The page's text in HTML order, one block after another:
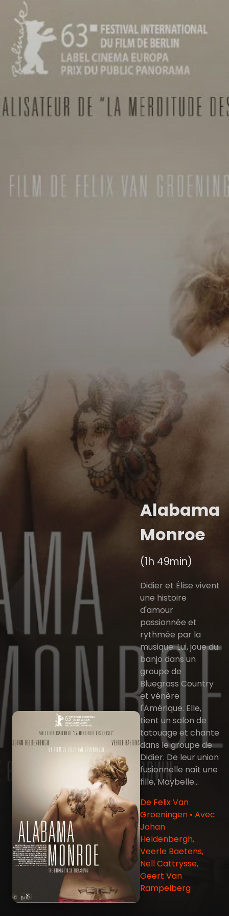
Alabama
Monroe
(1h 49min)
Didier et Élise vivent
une histoire
d'amour
passionnée et
rythmée par la
musique. Lui, joue du
banjo dans un
groupe de
Bluegrass Country
et vénère
l'Amérique. Elle,
tient un salon de
tatouage et chante
dans le groupe de
Didier. De leur union
fusionnelle naît une
fille, Maybelle...
De Felix Van
Groeningen • Avec
Johan
Heldenbergh,
Veerle Baetens,
Nell Cattrysse,
Geert Van
Rampelberg